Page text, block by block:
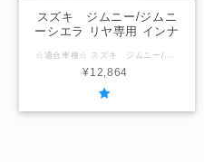
スズキ ジムニー/ジムニ
ーシエラ リヤ専用 インナ
☆適合車種☆ スズキ ジムニー/ジムニーシエラ (型式：JB64/JB74) ☆内径サイズ/厚み☆ リヤ専用 国産社外10ｃｍスピーカー用95ｍｍ / 厚み12ｍｍ 国産社外12ｃｍスピーカー用103ｍｍ / 厚み12ｍｍ ☆注意事項☆ ＠内径サイズ変更可能範囲＠ ～110ｍｍ以下 「在庫なし」の表示の場合は製作させていただきますのでお問合せください。
¥12,864